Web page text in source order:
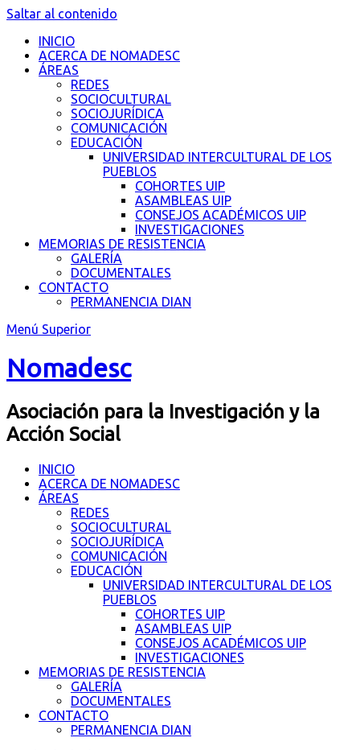
Saltar al contenido
INICIO
ACERCA DE NOMADESC
ÁREAS
REDES
SOCIOCULTURAL
SOCIOJURÍDICA
COMUNICACIÓN
EDUCACIÓN
UNIVERSIDAD INTERCULTURAL DE LOS
PUEBLOS
COHORTES UIP
ASAMBLEAS UIP
CONSEJOS ACADÉMICOS UIP
INVESTIGACIONES
MEMORIAS DE RESISTENCIA
GALERÍA
DOCUMENTALES
CONTACTO
PERMANENCIA DIAN
Menú Superior
Nomadesc
Asociación para la Investigación y la
Acción Social
INICIO
ACERCA DE NOMADESC
ÁREAS
REDES
SOCIOCULTURAL
SOCIOJURÍDICA
COMUNICACIÓN
EDUCACIÓN
UNIVERSIDAD INTERCULTURAL DE LOS
PUEBLOS
COHORTES UIP
ASAMBLEAS UIP
CONSEJOS ACADÉMICOS UIP
INVESTIGACIONES
MEMORIAS DE RESISTENCIA
GALERÍA
DOCUMENTALES
CONTACTO
PERMANENCIA DIAN